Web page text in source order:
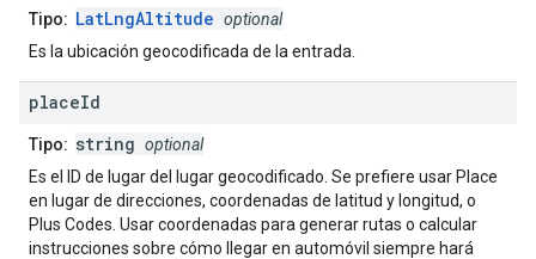
Tipo: LatLngAltitude optional
Es la ubicación geocodificada de la entrada.
placeId
Tipo: string optional
Es el ID de lugar del lugar geocodificado. Se prefiere usar Place
en lugar de direcciones, coordenadas de latitud y longitud, o
Plus Codes. Usar coordenadas para generar rutas o calcular
instrucciones sobre cómo llegar en automóvil siempre hará